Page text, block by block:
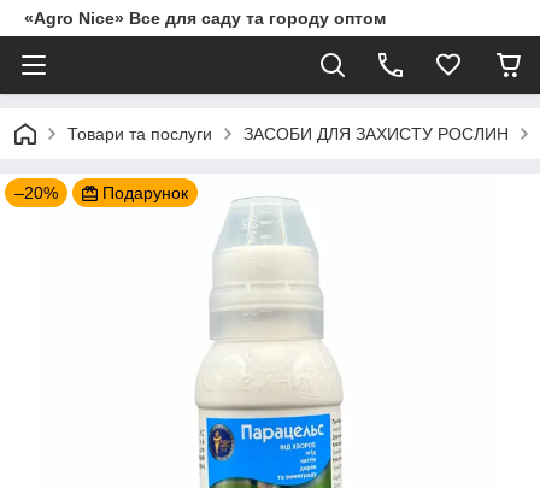
«Agro Nice» Все для саду та городу оптом
Товари та послуги ЗАСОБИ ДЛЯ ЗАХИСТУ РОСЛИН
–20% Подарунок